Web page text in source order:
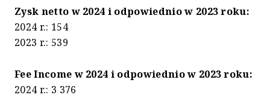
Zysk netto w 2024 i odpowiednio w 2023 roku:
2024 r.: 154
2023 r.: 539
Fee Income w 2024 i odpowiednio w 2023 roku:
2024 r.: 3 376